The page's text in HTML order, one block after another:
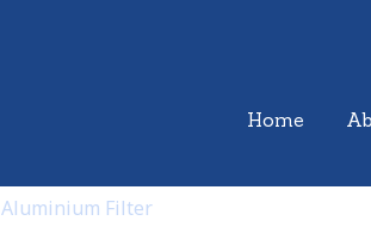
Home
Aluminium Filter